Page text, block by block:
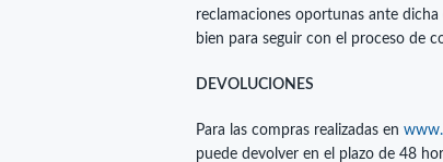
reclamaciones oportunas ante
bien para seguir con el proceso de
DEVOLUCIONES
Para las compras realizadas en
puede devolver en el plazo de 48